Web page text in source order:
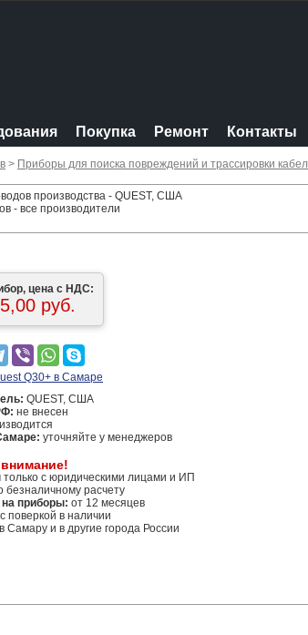
Покупка Ремонт Контакты
> Приборы для поиска повреждений и трассировки
производства - QUEST, США
- все производители
цена с НДС:
руб.
Q30+ в Самаре
QUEST, США
не внесен
уточняйте у менеджеров
только с юридическими лицами и ИП
безналичному расчету
на приборы: от 12 месяцев
поверкой в наличии
Самару и в другие города России